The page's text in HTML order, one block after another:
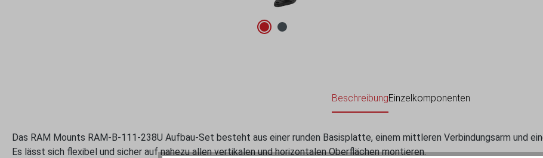
BeschreibungEinzelkomponenten
Das RAM Mounts RAM-B-111-238U Aufbau-Set besteht aus einer runden Basisplatte, einem mittleren Verbindungsarm und
Es lässt sich flexibel und sicher auf nahezu allen vertikalen und horizontalen Oberflächen montieren.